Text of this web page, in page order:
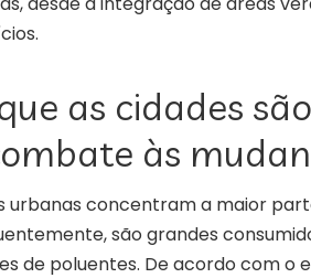
as cidades
às
urbanas concentram a maior
são grandes
de poluentes. De acordo com o